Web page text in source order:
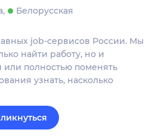
Белорусская
job-сервисов России. Мы
найти работу, но и
или полностью поменять
узнать, насколько